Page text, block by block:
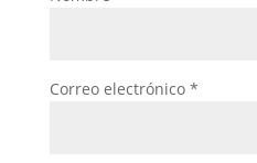
Correo electrónico *